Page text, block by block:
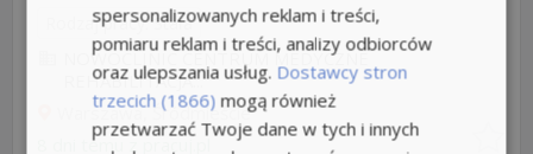
Rodzaj pracy: Stała
NOWOCLINIC CENTRUM MEDYCZNE
REHABILITACJA...
Warszawa, Śródmieście
8 dni temu z
spersonalizowanych reklam i treści,
pomiaru reklam i treści, analizy odbiorców
oraz ulepszania usług. Dostawcy stron
trzecich (1866) mogą również
przetwarzać Twoje dane w tych i innych